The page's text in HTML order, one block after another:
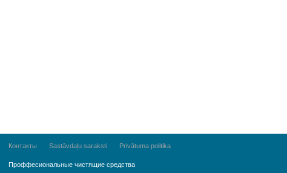
Контакты Sastāvdaļu saraksti Privātuma politika
Проффесиональные чистящие средства